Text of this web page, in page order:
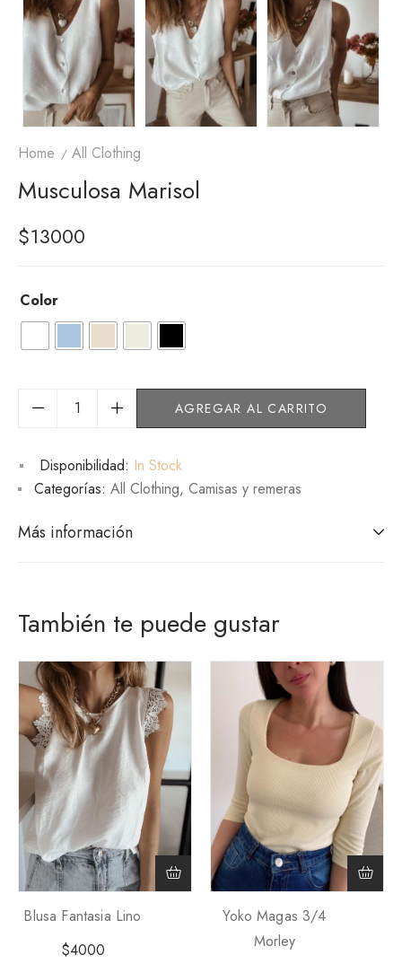
Home All Clothing
Musculosa Marisol
$13000
Color
AGREGAR AL CARRITO
Disponibilidad: In Stock
Categorías: All Clothing, Camisas y remeras
Más información
También te puede gustar
Blusa Fantasia Lino
$4000
Yoko Magas 3/4
Morley